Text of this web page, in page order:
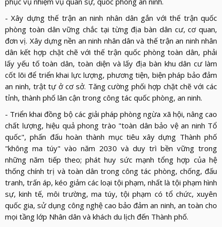
- Xây dựng thế trận an ninh nhân dân gắn với thế trận quốc
phòng toàn dân vững chắc tại từng địa bàn dân cư, cơ quan,
đơn vị. Xây dựng nền an ninh nhân dân và thế trận an ninh nhân
dân kết hợp chặt chẽ với thế trận quốc phòng toàn dân, phải
lấy yếu tố toàn dân, toàn diện và lấy địa bàn khu dân cư làm
cốt lõi để triển khai lực lượng, phương tiện, biện pháp bảo đảm
an ninh, trật tự ở cơ sở. Tăng cường phối hợp chặt chẽ với các
tỉnh, thành phố lân cận trong công tác quốc phòng, an ninh.
- Triển khai đồng bộ các giải pháp phòng ngừa xã hội, nâng cao
chất lượng, hiệu quả phong trào "toàn dân bảo vệ an ninh Tổ
quốc", phấn đấu hoàn thành mục tiêu xây dựng Thành phố
"không ma túy" vào năm 2030 và duy trì bền vững trong
những năm tiếp theo; phát huy sức mạnh tổng hợp của hệ
thống chính trị và toàn dân trong công tác phòng, chống, đấu
tranh, trấn áp, kéo giảm các loại tội phạm, nhất là tội phạm hình
sự, kinh tế, môi trường, ma túy, tội phạm có tổ chức, xuyên
quốc gia, sử dụng công nghệ cao bảo đảm an ninh, an toàn cho
mọi tầng lớp Nhân dân và khách du lịch đến Thành phố.